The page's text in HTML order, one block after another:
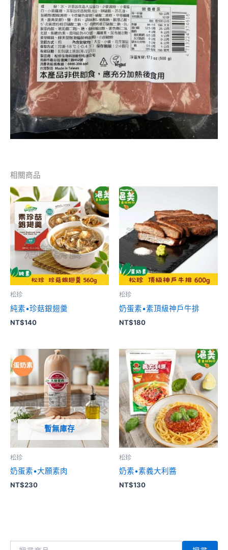
相關商品
松珍
純素•珍菇銀翅羹
NT$140
松珍
奶蛋素•素頂級神戶牛排
NT$180
暫無庫存
松珍
奶蛋素•大願素肉
NT$230
松珍
奶素•素義大利醬
NT$130